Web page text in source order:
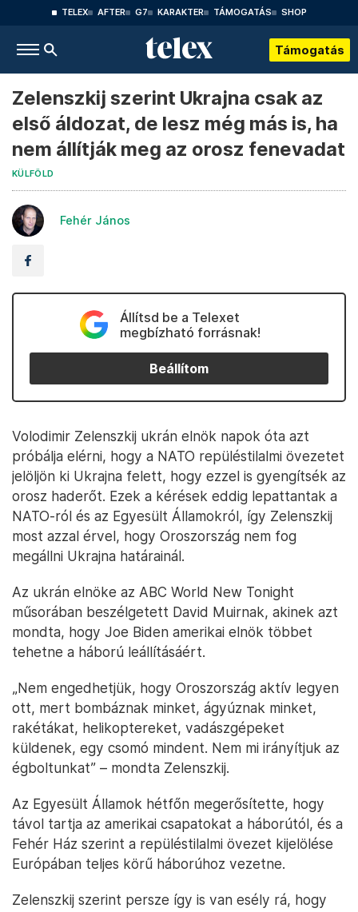
TELEX AFTER G7 KARAKTER TÁMOGATÁS SHOP
Támogatás
Zelenszkij szerint Ukrajna csak az
első áldozat, de lesz még más is, ha
nem állítják meg az orosz fenevadat
KÜLFÖLD
Fehér János
Állítsd be a Telexet
megbízható forrásnak!
Beállítom
Volodimir Zelenszkij ukrán elnök napok óta azt
próbálja elérni, hogy a NATO repüléstilalmi övezetet
jelöljön ki Ukrajna felett, hogy ezzel is gyengítsék az
orosz haderőt. Ezek a kérések eddig lepattantak a
NATO-ról és az Egyesült Államokról, így Zelenszkij
most azzal érvel, hogy Oroszország nem fog
megállni Ukrajna határainál.
Az ukrán elnöke az ABC World New Tonight
műsorában beszélgetett David Muirnak, akinek azt
mondta, hogy Joe Biden amerikai elnök többet
tehetne a háború leállításáért.
„Nem engedhetjük, hogy Oroszország aktív legyen
ott, mert bombáznak minket, ágyúznak minket,
rakétákat, helikoptereket, vadászgépeket
küldenek, egy csomó mindent. Nem mi irányítjuk az
égboltunkat” – mondta Zelenszkij.
Az Egyesült Államok hétfőn megerősítette, hogy
távol tartja az amerikai csapatokat a háborútól, és a
Fehér Ház szerint a repüléstilalmi övezet kijelölése
Európában teljes körű háborúhoz vezetne.
Zelenszkij szerint persze így is van esély rá, hogy